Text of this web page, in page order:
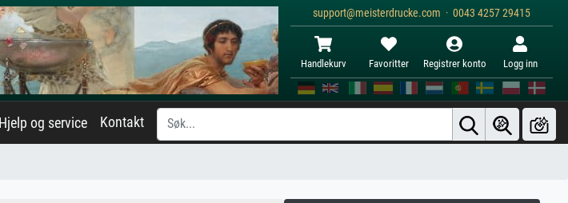
support@meisterdrucke.com · 0043 4257 29415
Handlekurv Favoritter Registrer konto Logg inn
Hjelp og service Kontakt